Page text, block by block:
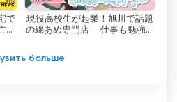
удовлетворения
своих зрителей.
вещания, канал
で
確
現役高校生が起業！旭川で話題
の綿あめ専門店 仕事も勉強も
больше